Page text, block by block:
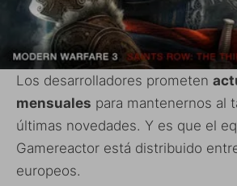
Los desarrolladores prometen
mensuales para mantenernos al
últimas novedades. Y es que el
Gamereactor está distribuido
europeos.